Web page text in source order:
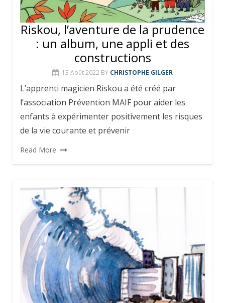
Riskou, l’aventure de la prudence
: un album, une appli et des
constructions
13 Août 2022 BY CHRISTOPHE GILGER
L’apprenti magicien Riskou a été créé par
l’association Prévention MAIF pour aider les
enfants à expérimenter positivement les risques
de la vie courante et prévenir
Read More